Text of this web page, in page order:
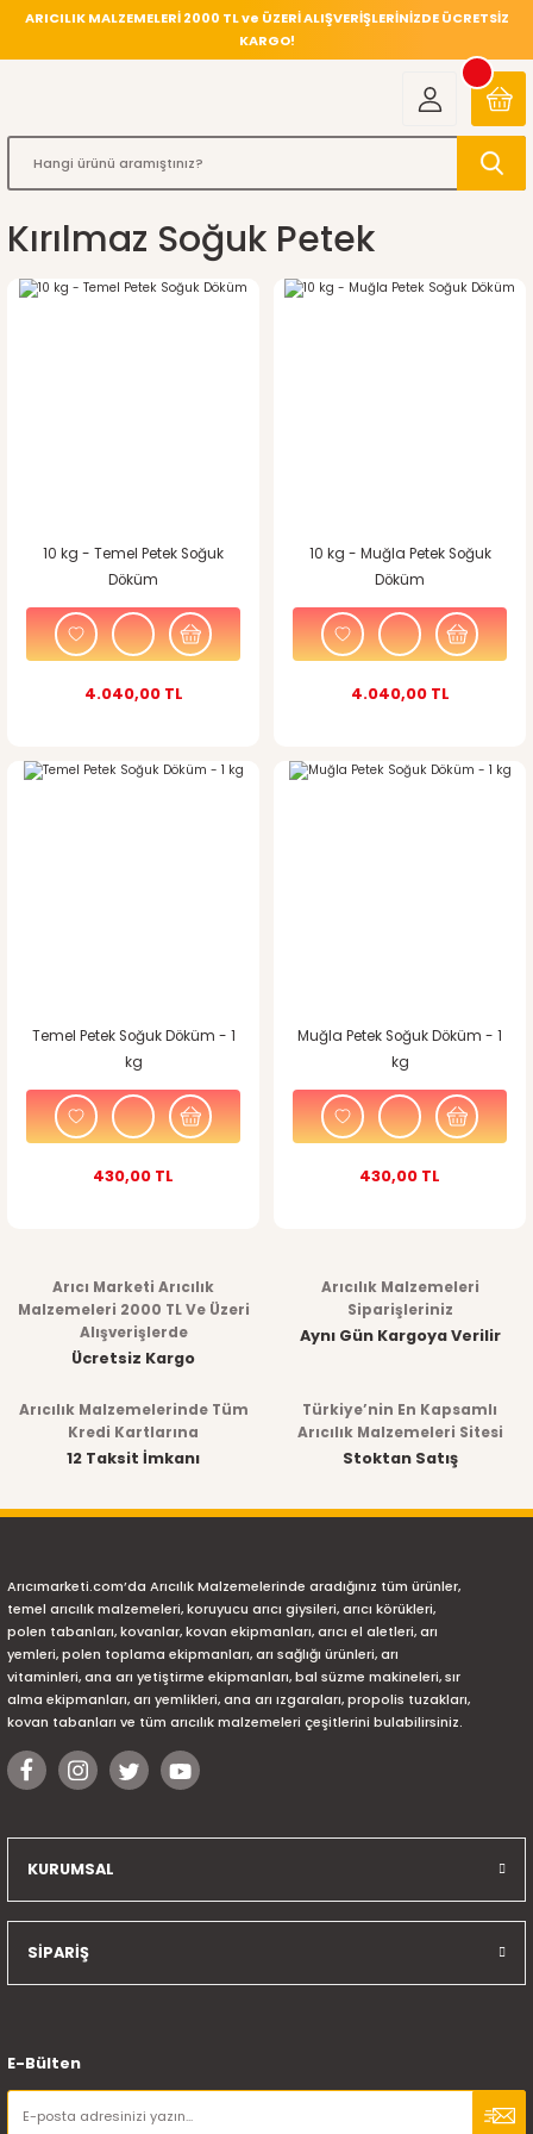
ARICILIK MALZEMELERİ 2000 TL ve ÜZERİ ALIŞVERİŞLERİNİZDE ÜCRETSİZ
KARGO!
Kırılmaz Soğuk Petek
10 kg - Temel Petek Soğuk
Döküm
4.040,00 TL
10 kg - Muğla Petek Soğuk
Döküm
4.040,00 TL
Temel Petek Soğuk Döküm - 1
kg
430,00 TL
Muğla Petek Soğuk Döküm - 1
kg
430,00 TL
Arıcı Marketi Arıcılık
Malzemeleri 2000 TL Ve Üzeri
Alışverişlerde
Ücretsiz Kargo
Arıcılık Malzemeleri
Siparişleriniz
Aynı Gün Kargoya Verilir
Arıcılık Malzemelerinde Tüm
Kredi Kartlarına
12 Taksit İmkanı
Türkiye’nin En Kapsamlı
Arıcılık Malzemeleri Sitesi
Stoktan Satış
Arıcımarketi.com’da Arıcılık Malzemelerinde aradığınız tüm ürünler,
temel arıcılık malzemeleri, koruyucu arıcı giysileri, arıcı körükleri,
polen tabanları, kovanlar, kovan ekipmanları, arıcı el aletleri, arı
yemleri, polen toplama ekipmanları, arı sağlığı ürünleri, arı
vitaminleri, ana arı yetiştirme ekipmanları, bal süzme makineleri, sır
alma ekipmanları, arı yemlikleri, ana arı ızgaraları, propolis tuzakları,
kovan tabanları ve tüm arıcılık malzemeleri çeşitlerini bulabilirsiniz.
KURUMSAL
SİPARİŞ
E-Bülten